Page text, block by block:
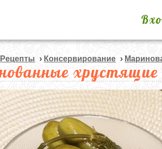
Рецепты › Консервирование ›
хрустящие